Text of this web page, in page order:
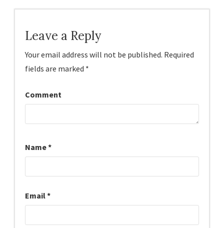
Leave a Reply
Your email address will not be published. Required
fields are marked *
Comment
Name*
Email*